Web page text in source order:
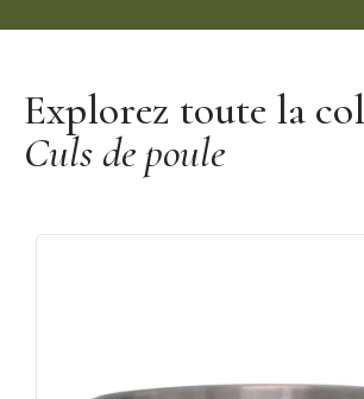
Explorez toute la
Culs de poule